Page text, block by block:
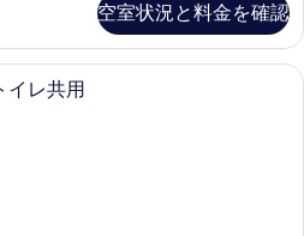
空室状況と料金を確認
イレ共用